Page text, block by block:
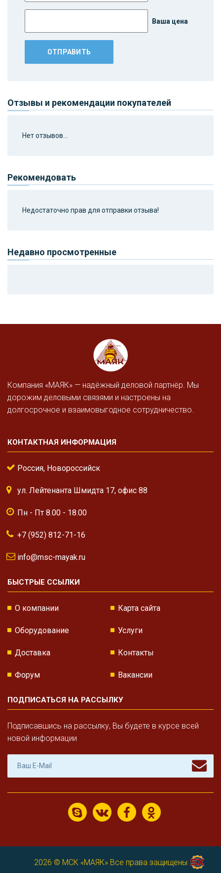
Ваша цена
Отзывы и рекомендации покупателей
Нет отзывов...
Рекомендовать
Недостаточно прав для отправки отзыва!
Недавно просмотренные
Компания «МАЯК» — надёжный деловой партнёр. Мы
дорожим деловыми связями и настроены на
долгосрочное и взаимовыгодное сотрудничество.
КОНТАКТНАЯ ИНФОРМАЦИЯ
Россия, Новороссийск
ул. Лейтенанта Шмидта 17, офис 88
Пн - Пт 8.00 - 18.00
+7 (952) 812-71-16
info@msc-mayak.ru
БЫСТРЫЕ ССЫЛКИ
О компании Карта сайта
Оборудование Услуги
Доставка Контакты
Форум Вакансии
ПОДПИСАТЬСЯ НА РАССЫЛКУ
Подписавшись на рассылку, Вы будете в курсе всей
новой информации
2026 © МСК «МАЯК»Все права защищены